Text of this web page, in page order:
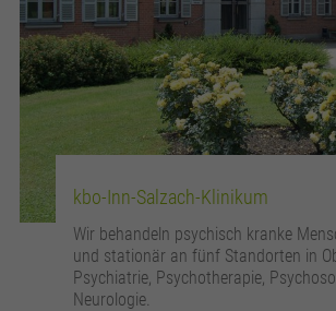
kbo-Inn-Salzach-Klinikum
Wir behandeln psychisch kranke
und stationär an fünf Standorten in
Psychiatrie, Psychotherapie,
Neurologie.